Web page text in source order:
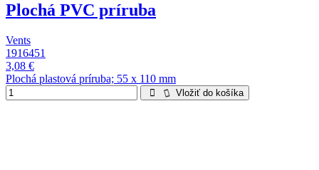
Plochá PVC príruba
Vents
1916451
3,08 €
Plochá plastová príruba; 55 x 110 mm
Vložiť do košíka